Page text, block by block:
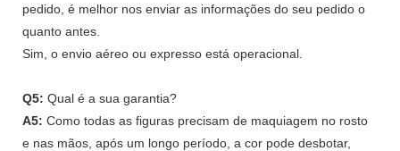
pedido, é melhor nos enviar as informações do seu pedido o
quanto antes.
Sim, o envio aéreo ou expresso está operacional.
Q5: Qual é a sua garantia?
A5: Como todas as figuras precisam de maquiagem no rosto
e nas mãos, após um longo período, a cor pode desbotar,